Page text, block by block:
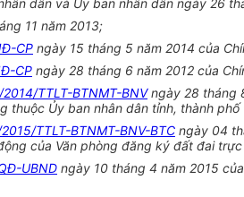
dân và Ủy ban nhân dân ngày 26
11 năm 2013;
CP ngày 15 tháng 5 năm 2014 của
CP ngày 28 tháng 6 năm 2012 của
TTLT-BTNMT-BNVngày 28 tháng
thuộc Ủy ban nhân dân tỉnh, thành
TTLT-BTNMT-BNV-BTC ngày 04
của Văn phòng đăng ký đất đai
UBND ngày 10 tháng 4 năm 2015